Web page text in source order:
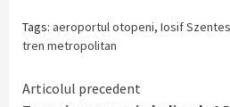
Tags: aeroportul otopeni, Iosif Szentes
tren metropolitan
Continue
Articolul precedent